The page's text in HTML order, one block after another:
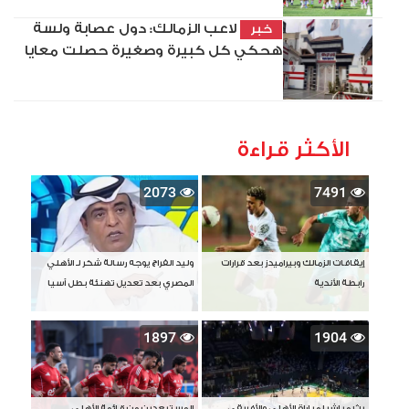
خبر
لاعب الزمالك: دول عصابة ولسة
هحكي كل كبيرة وصغيرة حصلت معايا
الأكثر قراءة
7491
إيقافات الزمالك وبيراميدز بعد قرارات
رابطة الأندية
2073
وليد الفراج يوجه رسالة شكر لـ الأهلي
المصري بعد تعديل تهنئة بطل آسيا
1904
1897